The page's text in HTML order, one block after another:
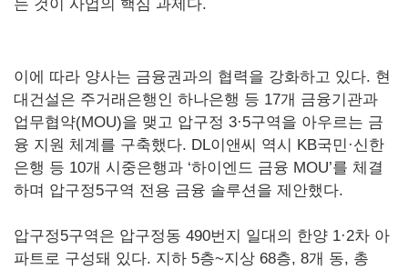
는 것이 사업의 핵심 과제다.
이에 따라 양사는 금융권과의 협력을 강화하고 있다. 현
대건설은 주거래은행인 하나은행 등 17개 금융기관과
업무협약(MOU)을 맺고 압구정 3·5구역을 아우르는 금
융 지원 체계를 구축했다. DL이앤씨 역시 KB국민·신한
은행 등 10개 시중은행과 ‘하이엔드 금융 MOU’를 체결
하며 압구정5구역 전용 금융 솔루션을 제안했다.
압구정5구역은 압구정동 490번지 일대의 한양 1·2차 아
파트로 구성돼 있다. 지하 5층~지상 68층, 8개 동, 총